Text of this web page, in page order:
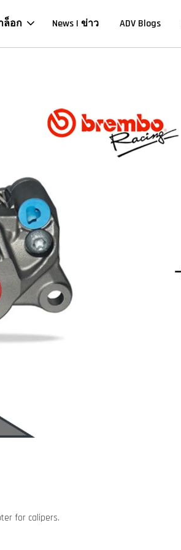
ล็อก News | ข่าว ADV Blogs
for calipers.